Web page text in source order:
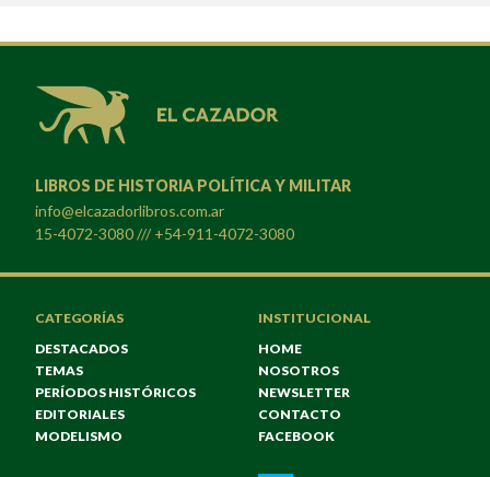
LIBROS DE HISTORIA POLÍTICA Y MILITAR
info@elcazadorlibros.com.ar
15-4072-3080 /// +54-911-4072-3080
CATEGORÍAS
DESTACADOS
TEMAS
PERÍODOS HISTÓRICOS
EDITORIALES
MODELISMO
INSTITUCIONAL
HOME
NOSOTROS
NEWSLETTER
CONTACTO
FACEBOOK